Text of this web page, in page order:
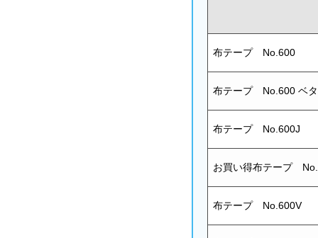
布テープ No.600
布テープ No.600 ベタ
布テープ No.600J
お買い得布テープ
布テープ No.600V